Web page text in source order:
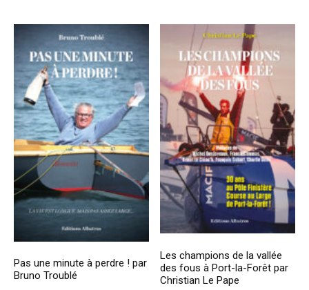
Pas une minute à perdre ! par
Bruno Troublé
Les champions de la vallée
des fous à Port-la-Forêt par
Christian Le Pape